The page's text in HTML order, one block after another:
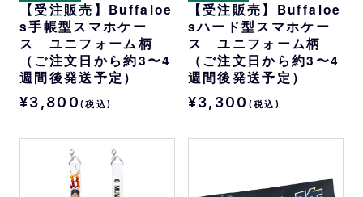
【受注販売】Buffaloe
s手帳型スマホケー
ス ユニフォーム柄
（ご注文日から約3〜4
週間後発送予定）
¥3,800 (税込)
【受注販売】Buffaloe
sハード型スマホケー
ス ユニフォーム柄
（ご注文日から約3〜4
週間後発送予定）
¥3,300 (税込)